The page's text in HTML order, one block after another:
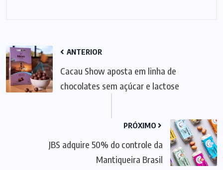
ANTERIOR
Cacau Show aposta em linha de
chocolates sem açúcar e lactose
PRÓXIMO
JBS adquire 50% do controle da
Mantiqueira Brasil